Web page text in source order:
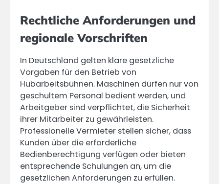
Rechtliche Anforderungen und
regionale Vorschriften
In Deutschland gelten klare gesetzliche
Vorgaben für den Betrieb von
Hubarbeitsbühnen. Maschinen dürfen nur von
geschultem Personal bedient werden, und
Arbeitgeber sind verpflichtet, die Sicherheit
ihrer Mitarbeiter zu gewährleisten.
Professionelle Vermieter stellen sicher, dass
Kunden über die erforderliche
Bedienberechtigung verfügen oder bieten
entsprechende Schulungen an, um die
gesetzlichen Anforderungen zu erfüllen.